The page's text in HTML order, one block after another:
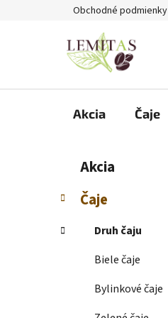
Obchodné podmienky
Akcia Čaje
č
ý
Preskočiť
kategórie
t
e
ó
Akcia
Čaje
Druh čaju
Biele čaje
Bylinkové čaje